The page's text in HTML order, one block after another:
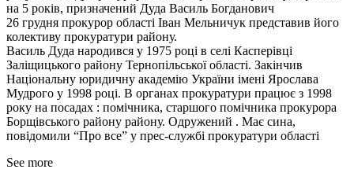
на 5 років, призначений Дуда Василь Богданович
26 грудня прокурор області Іван Мельничук представив його
колективу прокуратури району.
Василь Дуда народився у 1975 році в селі Касперівці
Заліщицького району Тернопільської області. Закінчив
Національну юридичну академію України імені Ярослава
Мудрого у 1998 році. В органах прокуратури працює з 1998
року на посадах : помічника, старшого помічника прокурора
Борщівського району району. Одружений . Має сина,
повідомили “Про все” у прес-службі прокуратури області
See more